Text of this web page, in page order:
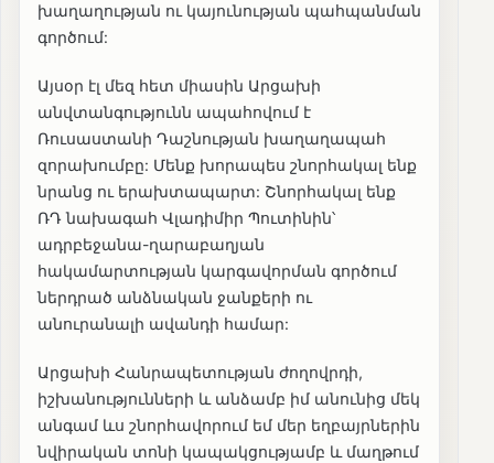
խաղաղության ու կայունության պահպանման
գործում:
Այսօր էլ մեզ հետ միասին Արցախի
անվտանգությունն ապահովում է
Ռուսաստանի Դաշնության խաղաղապահ
զորախումբը: Մենք խորապես շնորհակալ ենք
նրանց ու երախտապարտ: Շնորհակալ ենք
ՌԴ նախագահ Վլադիմիր Պուտինին՝
ադրբեջանա-ղարաբաղյան
հակամարտության կարգավորման գործում
ներդրած անձնական ջանքերի ու
անուրանալի ավանդի համար:
Արցախի Հանրապետության ժողովրդի,
իշխանությունների և անձամբ իմ անունից մեկ
անգամ ևս շնորհավորում եմ մեր եղբայրներին
նվիրական տոնի կապակցությամբ և մաղթում